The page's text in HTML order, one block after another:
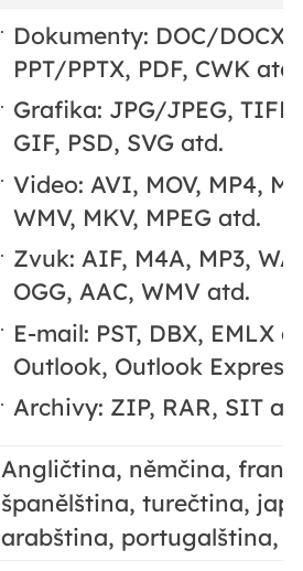
Dokumenty: DOC/DOCX,
PPT/PPTX, PDF, CWK atd.
Grafika: JPG/JPEG,
GIF, PSD, SVG atd.
Video: AVI, MOV, MP4,
WMV, MKV, MPEG atd.
Zvuk: AIF, M4A, MP3,
OGG, AAC, WMV atd.
E-mail: PST, DBX, EMLX
Outlook, Outlook Express
Archivy: ZIP, RAR, SIT
Angličtina, němčina,
španělština, turečtina,
arabština, portugalština,